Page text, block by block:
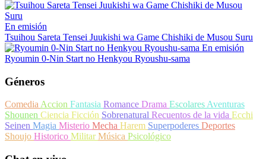
En emisión
Tsuihou Sareta Tensei Juukishi wa Game Chishiki de Musou Suru
En emisión
Ryoumin 0-Nin Start no Henkyou Ryoushu-sama
Géneros
ComediaAccion Fantasia Romance Drama EscolaresAventuras
Shounen Ciencia Ficción Sobrenatural Recuentos de la vida Ecchi
Seinen Magia Misterio Mecha Harem Superpoderes Deportes
Shoujo Historico MilitarMúsica Psicológico